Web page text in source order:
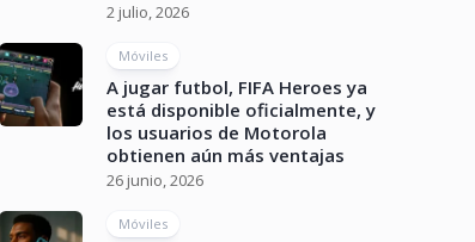
2 julio, 2026
Móviles
A jugar futbol, FIFA Heroes ya
está disponible oficialmente, y
los usuarios de Motorola
obtienen aún más ventajas
26 junio, 2026
Móviles